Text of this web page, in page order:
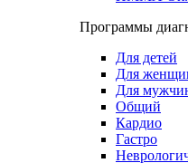
Программы
Для детей
Для
Для
Общий
Кардио
Гастро